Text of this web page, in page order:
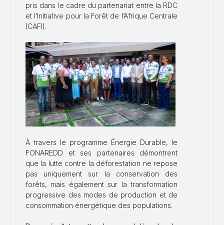
pris dans le cadre du partenariat entre la RDC
et l’Initiative pour la Forêt de l’Afrique Centrale
(CAFI).
À travers le programme Énergie Durable, le
FONAREDD et ses partenaires démontrent
que la lutte contre la déforestation ne repose
pas uniquement sur la conservation des
forêts, mais également sur la transformation
progressive des modes de production et de
consommation énergétique des populations.